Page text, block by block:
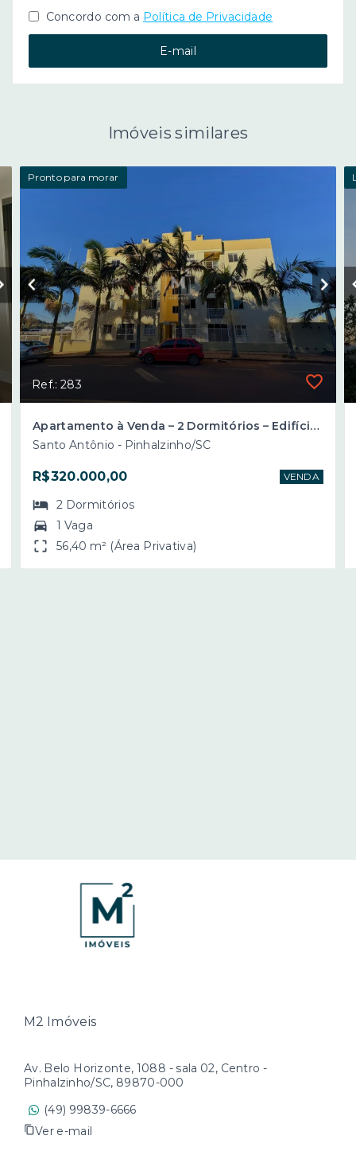
Concordo com a Política de Privacidade
E-mail
Imóveis similares
Pronto para morar
Ref.: 283
Apartamento à Venda – 2 Dormitórios – Edifício Consular III – Bairro Santo Antônio – Pinhalzinho/SC
Santo Antônio - Pinhalzinho/SC
R$320.000,00 VENDA
2 Dormitórios
1 Vaga
56,40 m² (Área Privativa)
M2 Imóveis
Av. Belo Horizonte, 1088 - sala 02, Centro -
Pinhalzinho/SC, 89870-000
(49) 99839-6666
Ver e-mail